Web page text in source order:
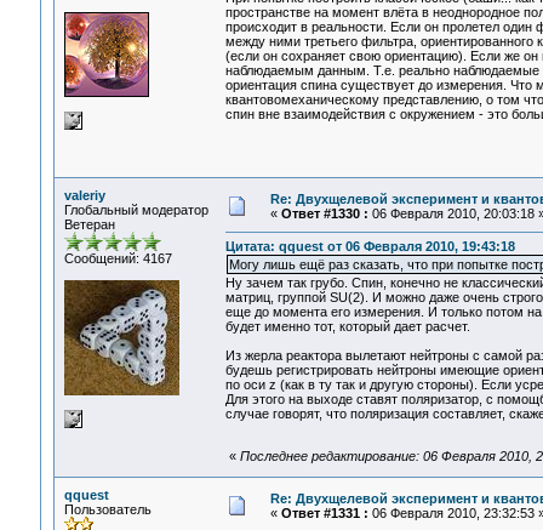
пространстве на момент влёта в неоднородное
происходит в реальности. Если он пролетел
между ними третьего фильтра, ориентированного
(если он сохраняет свою ориентацию). Если же он
наблюдаемым данным. Т.е. реально наблюдаемые
ориентация спина существует до измерения. Что
квантовомеханическому представлению, о том
спин вне взаимодействия с окружением - это
valeriy
Глобальный модератор
Ветеран
Сообщений: 4167
Re: Двухщелевой эксперимент и
« Ответ #1330 : 06 Февраля 2010, 20:03:18
Цитата: qquest от 06 Февраля 2010, 19:43:18
Могу лишь ещё раз сказать, что при попытке
Ну зачем так грубо. Спин, конечно не
матриц, группой SU(2). И можно даже очень
еще до момента его измерения. И только потом
будет именно тот, который дает расчет.
Из жерла реактора вылетают нейтроны с самой
будешь регистрировать нейтроны имеющие
по оси z (как в ту так и другую стороны). Если
Для этого на выходе ставят поляризатор, с
случае говорят, что поляризация составляет,
« Последнее редактирование: 06 Февраля 2010,
qquest
Пользователь
Re: Двухщелевой эксперимент и
« Ответ #1331 : 06 Февраля 2010, 23:32:53